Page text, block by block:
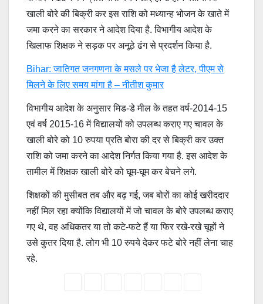
खाली बोरे की बिक्री कर इस राशि को मध्यान्ह भोजन के खाते में
जमा करने का सरकार ने आदेश दिया है. विभागीय आदेश के
खिलाफ शिक्षक ने सड़क पर अनूठे ढंग से प्रदर्शन किया है.
Bihar: जातिगत जनगणना के मसले पर भेजा है लेटर, पीएम से
मिलने के लिए समय मांगा है – नीतीश कुमार
विभागीय आदेश के अनुसार मिड-डे मील के तहत वर्ष-2014-15
एवं वर्ष 2015-16 में विद्यालयों को उपलब्ध कराए गए चावल के
खाली बोरे को 10 रुपया प्रति बोरा की दर से बिक्री कर उक्त
राशि को जमा करने का आदेश निर्गत किया गया है. इस आदेश के
तामील में शिक्षक खाली बोरे को घूम-घूम कर बेचने लगे.
शिक्षकों की मुसीबत तब और बढ़ गई, जब बोरों का कोई खरीददार
नहीं मिल रहा क्योंकि विद्यालयों में जो चावल के बोरे उपलब्ध कराए
गए थे, वह अधिकतर या तो कटे-फटे हैं या फिर रखे-रखे चूहों ने
उसे कुतर दिया है. लोग भी 10 रुपये देकर फटे बोरे नहीं लेना चाह
रहे.